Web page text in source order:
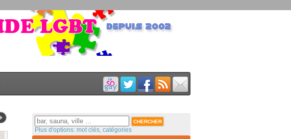
Plus d'options: mot clés, catégories